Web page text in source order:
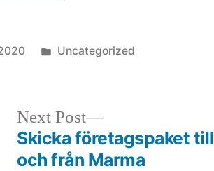
Posted
Uncategorized
Next Post
Next
post:
Skicka företagspaket till
och från Marma